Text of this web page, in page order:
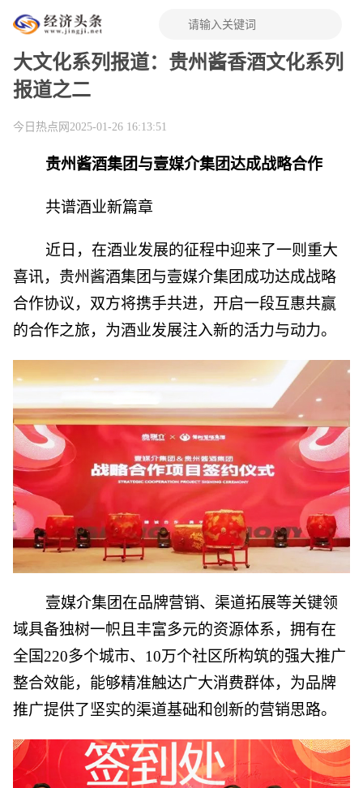
大文化系列报道：贵州酱香酒文化系列
报道之二
2025-01-26 16:13:51
今日热点网
贵州酱酒集团与壹媒介集团达成战略合作
共谱酒业新篇章
近日，在酒业发展的征程中迎来了一则重大
喜讯，贵州酱酒集团与壹媒介集团成功达成战略
合作协议，双方将携手共进，开启一段互惠共赢
的合作之旅，为酒业发展注入新的活力与动力。
壹媒介集团在品牌营销、渠道拓展等关键领
域具备独树一帜且丰富多元的资源体系，拥有在
全国220多个城市、10万个社区所构筑的强大推广
整合效能，能够精准触达广大消费群体，为品牌
推广提供了坚实的渠道基础和创新的营销思路。